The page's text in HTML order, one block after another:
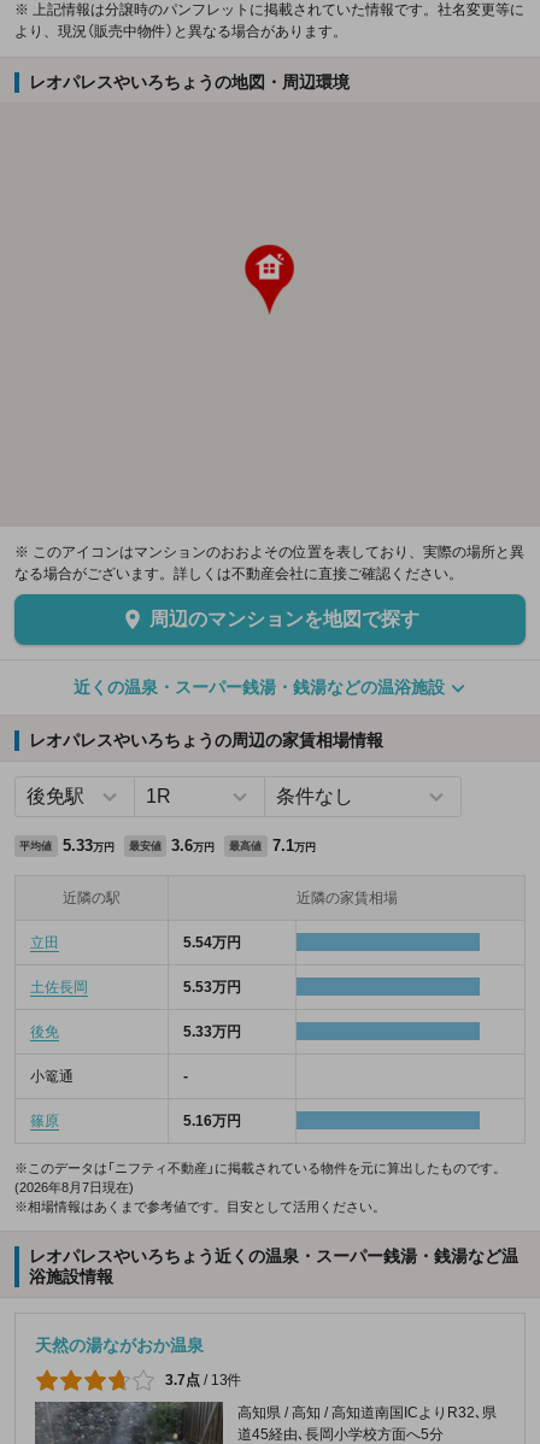
※ 上記情報は分譲時のパンフレットに掲載されていた情報です。社名変更等に
より、現況（販売中物件）と異なる場合があります。
レオパレスやいろちょうの地図・周辺環境
※ このアイコンはマンションのおおよその位置を表しており、実際の場所と異
なる場合がございます。詳しくは不動産会社に直接ご確認ください。
周辺のマンションを地図で探す
近くの温泉・スーパー銭湯・銭湯などの温浴施設
レオパレスやいろちょうの周辺の家賃相場情報
平均値 5.33万円 最安値 3.6万円 最高値 7.1万円
近隣の駅 近隣の家賃相場
立田 5.54万円
土佐長岡 5.53万円
後免 5.33万円
小篭通 -
篠原 5.16万円
※このデータは「ニフティ不動産」に掲載されている物件を元に算出したものです。
(2026年8月7日現在)
※相場情報はあくまで参考値です。目安として活用ください。
レオパレスやいろちょう近くの温泉・スーパー銭湯・銭湯など温
浴施設情報
天然の湯ながおか温泉
3.7点 / 13件
高知県 / 高知 / 高知道南国ICよりR32､県
道45経由､長岡小学校方面へ5分